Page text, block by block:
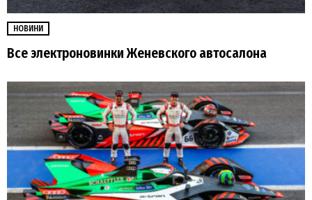
НОВИНИ
Все электроновинки Женевского автосалона